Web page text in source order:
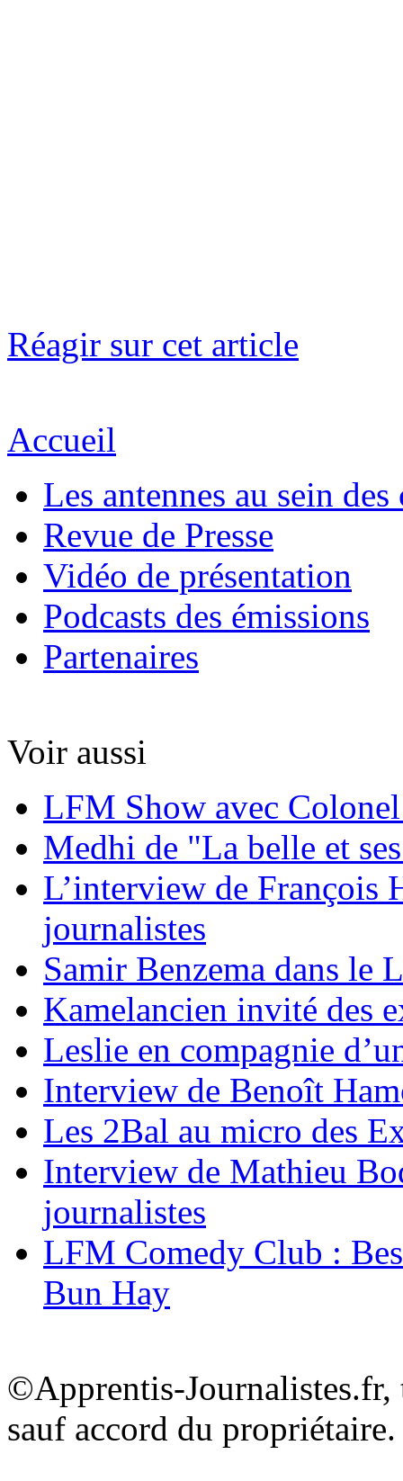
Réagir sur cet article
Accueil
Les antennes au sein des
Revue de Presse
Vidéo de présentation
Podcasts des émissions
Partenaires
Voir aussi
LFM Show avec
Medhi de "La belle et
L’interview de François
journalistes
Samir Benzema dans le
Kamelancien invité des
Leslie en compagnie
Interview de Benoît
Les 2Bal au micro des
Interview de Mathieu
journalistes
LFM Comedy Club :
Bun Hay
©Apprentis-
sauf accord du propriétaire.